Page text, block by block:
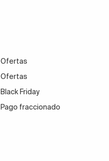
Ofertas
Ofertas
Black Friday
Pago fraccionado